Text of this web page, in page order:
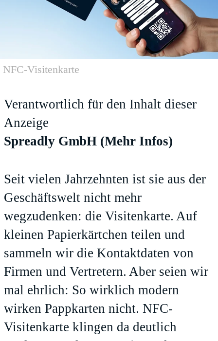
NFC-Visitenkarte
Verantwortlich für den Inhalt dieser
Anzeige
Spreadly GmbH (Mehr Infos)
Seit vielen Jahrzehnten ist sie aus der
Geschäftswelt nicht mehr
wegzudenken: die Visitenkarte. Auf
kleinen Papierkärtchen teilen und
sammeln wir die Kontaktdaten von
Firmen und Vertretern. Aber seien wir
mal ehrlich: So wirklich modern
wirken Pappkarten nicht. NFC-
Visitenkarte klingen da deutlich